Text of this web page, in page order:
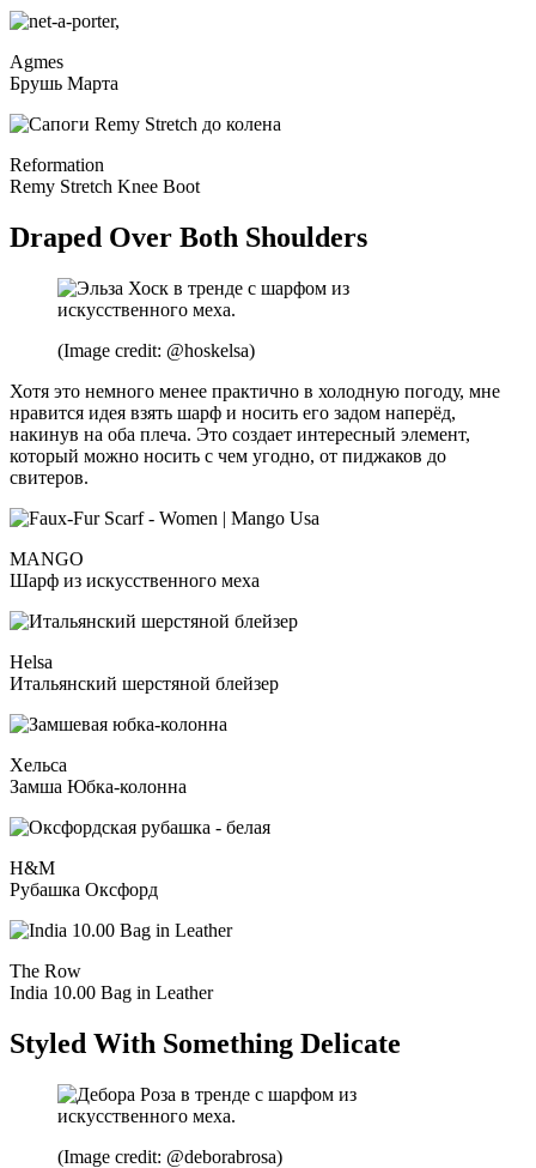
Agmes
Брушь Марта
Reformation
Remy Stretch Knee Boot
Draped Over Both Shoulders
(Image credit: @hoskelsa)
Хотя это немного менее практично в холодную погоду, мне
нравится идея взять шарф и носить его задом наперёд,
накинув на оба плеча. Это создает интересный элемент,
который можно носить с чем угодно, от пиджаков до
свитеров.
MANGO
Шарф из искусственного меха
Helsa
Итальянский шерстяной блейзер
Хельса
Замша Юбка-колонна
H&M
Рубашка Оксфорд
The Row
India 10.00 Bag in Leather
Styled With Something Delicate
(Image credit: @deborabrosa)